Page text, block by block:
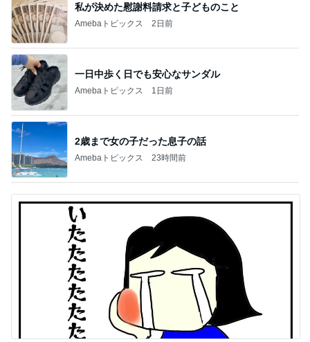
私が決めた慰謝料請求と子どものこと
Amebaトピックス 2日前
一日中歩く日でも安心なサンダル
Amebaトピックス 1日前
2歳まで女の子だった息子の話
Amebaトピックス 23時間前